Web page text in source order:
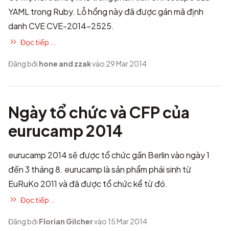
YAML trong Ruby. Lỗ hổng này đã được gán mã định
danh CVECVE-2014-2525.
Đọc tiếp...
Đăng bởi hone and zzakvào 29 Mar 2014
Ngày tổ chức và CFP của
eurucamp 2014
eurucamp 2014sẽ được tổ chức gần Berlin vào ngày 1
đến 3 tháng 8. eurucamp là sản phẩm phái sinh từ
EuRuKo 2011 và đã được tổ chức kể từ đó.
Đọc tiếp...
Đăng bởi Florian Gilchervào 15 Mar 2014